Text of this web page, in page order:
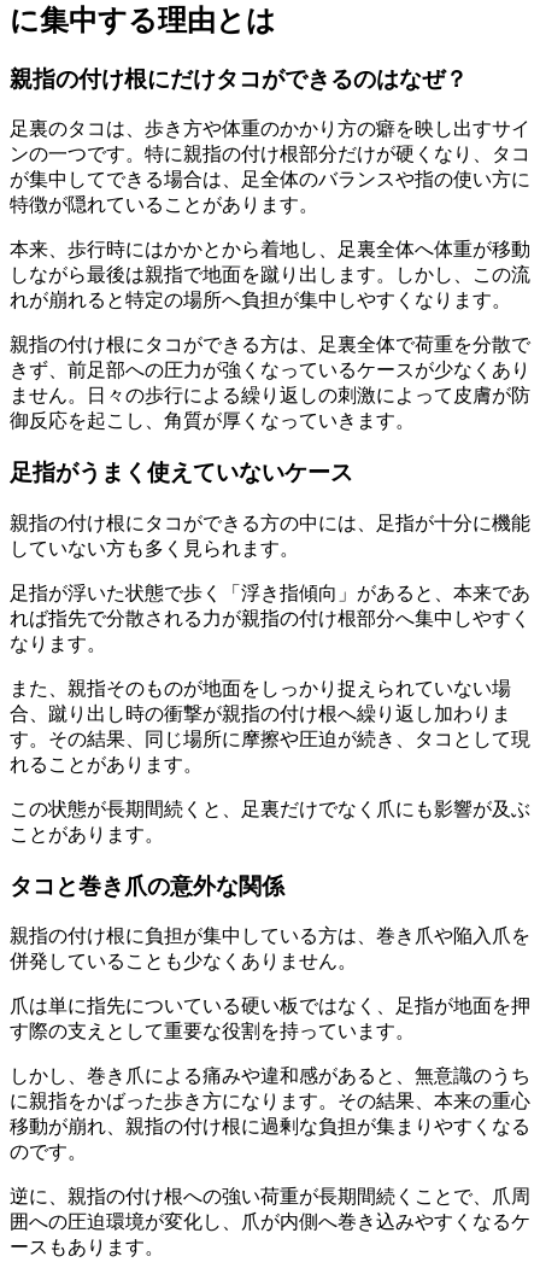
に集中する理由とは
親指の付け根にだけタコができるのはなぜ？
足裏のタコは、歩き方や体重のかかり方の癖を映し出すサイ
ンの一つです。特に親指の付け根部分だけが硬くなり、タコ
が集中してできる場合は、足全体のバランスや指の使い方に
特徴が隠れていることがあります。
本来、歩行時にはかかとから着地し、足裏全体へ体重が移動
しながら最後は親指で地面を蹴り出します。しかし、この流
れが崩れると特定の場所へ負担が集中しやすくなります。
親指の付け根にタコができる方は、足裏全体で荷重を分散で
きず、前足部への圧力が強くなっているケースが少なくあり
ません。日々の歩行による繰り返しの刺激によって皮膚が防
御反応を起こし、角質が厚くなっていきます。
足指がうまく使えていないケース
親指の付け根にタコができる方の中には、足指が十分に機能
していない方も多く見られます。
足指が浮いた状態で歩く「浮き指傾向」があると、本来であ
れば指先で分散される力が親指の付け根部分へ集中しやすく
なります。
また、親指そのものが地面をしっかり捉えられていない場
合、蹴り出し時の衝撃が親指の付け根へ繰り返し加わりま
す。その結果、同じ場所に摩擦や圧迫が続き、タコとして現
れることがあります。
この状態が長期間続くと、足裏だけでなく爪にも影響が及ぶ
ことがあります。
タコと巻き爪の意外な関係
親指の付け根に負担が集中している方は、巻き爪や陥入爪を
併発していることも少なくありません。
爪は単に指先についている硬い板ではなく、足指が地面を押
す際の支えとして重要な役割を持っています。
しかし、巻き爪による痛みや違和感があると、無意識のうち
に親指をかばった歩き方になります。その結果、本来の重心
移動が崩れ、親指の付け根に過剰な負担が集まりやすくなる
のです。
逆に、親指の付け根への強い荷重が長期間続くことで、爪周
囲への圧迫環境が変化し、爪が内側へ巻き込みやすくなるケ
ースもあります。